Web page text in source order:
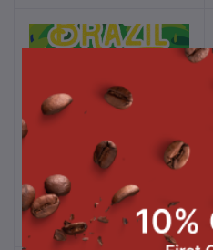
หยิบใส่ตะกร้า
Brazil Cerrado - Natural
Intercof x Roaster
฿263.00